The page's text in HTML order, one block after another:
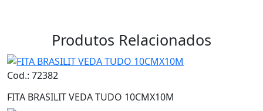
Produtos Relacionados
Cod.: 72382
FITA BRASILIT VEDA TUDO 10CMX10M